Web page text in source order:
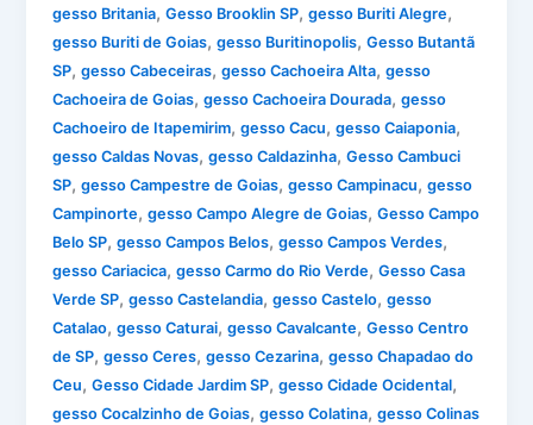
gesso Britania,Gesso Brooklin SP,gesso Buriti Alegre,
gesso Buriti de Goias,gesso Buritinopolis,Gesso Butantã
SP,gesso Cabeceiras,gesso Cachoeira Alta,gesso
Cachoeira de Goias,gesso Cachoeira Dourada,gesso
Cachoeiro de Itapemirim,gesso Cacu,gesso Caiaponia,
gesso Caldas Novas,gesso Caldazinha,Gesso Cambuci
SP,gesso Campestre de Goias,gesso Campinacu,gesso
Campinorte,gesso Campo Alegre de Goias,Gesso Campo
Belo SP,gesso Campos Belos,gesso Campos Verdes,
gesso Cariacica,gesso Carmo do Rio Verde,Gesso Casa
Verde SP,gesso Castelandia,gesso Castelo,gesso
Catalao,gesso Caturai,gesso Cavalcante,Gesso Centro
de SP,gesso Ceres,gesso Cezarina,gesso Chapadao do
Ceu,Gesso Cidade Jardim SP,gesso Cidade Ocidental,
gesso Cocalzinho de Goias,gesso Colatina,gesso Colinas